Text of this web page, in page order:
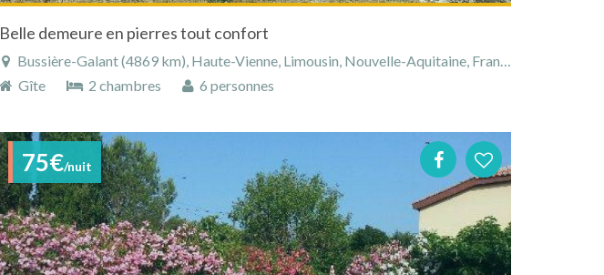
Belle demeure en pierres tout confort
Bussière-Galant (4869 km), Haute-Vienne, Limousin, Nouvelle-Aquitaine, France
Gîte
2 chambres 6 personnes
75€/nuit